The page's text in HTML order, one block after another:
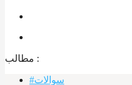
مطالب :‌
#سوالات